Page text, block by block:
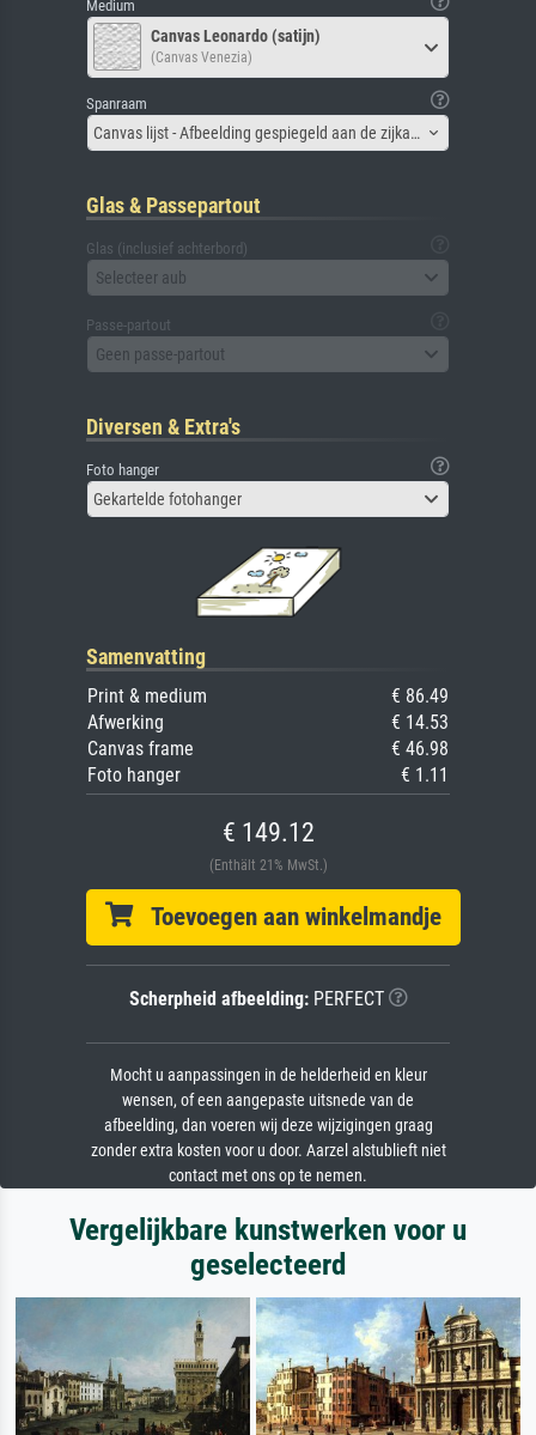
Medium
Canvas Leonardo (satijn)
(Canvas Venezia)
Spanraam
Canvas lijst - Afbeelding gespiegeld aan de zijkant
Glas & Passepartout
Glas (inclusief achterbord)
Selecteer aub
Passe-partout
Geen passe-partout
Diversen & Extra's
Foto hanger
Gekartelde fotohanger
Samenvatting
Print & medium
€ 86.49
Afwerking
€ 14.53
Canvas frame
€ 46.98
Foto hanger
€ 1.11
€ 149.12
(Enthält 21% MwSt.)
Toevoegen aan winkelmandje
Scherpheid afbeelding:PERFECT
Mocht u aanpassingen in de helderheid en kleur
wensen, of een aangepaste uitsnede van de
afbeelding, dan voeren wij deze wijzigingen graag
zonder extra kosten voor u door. Aarzel alstublieft niet
contact met ons op te nemen.
Vergelijkbare kunstwerken voor u
geselecteerd